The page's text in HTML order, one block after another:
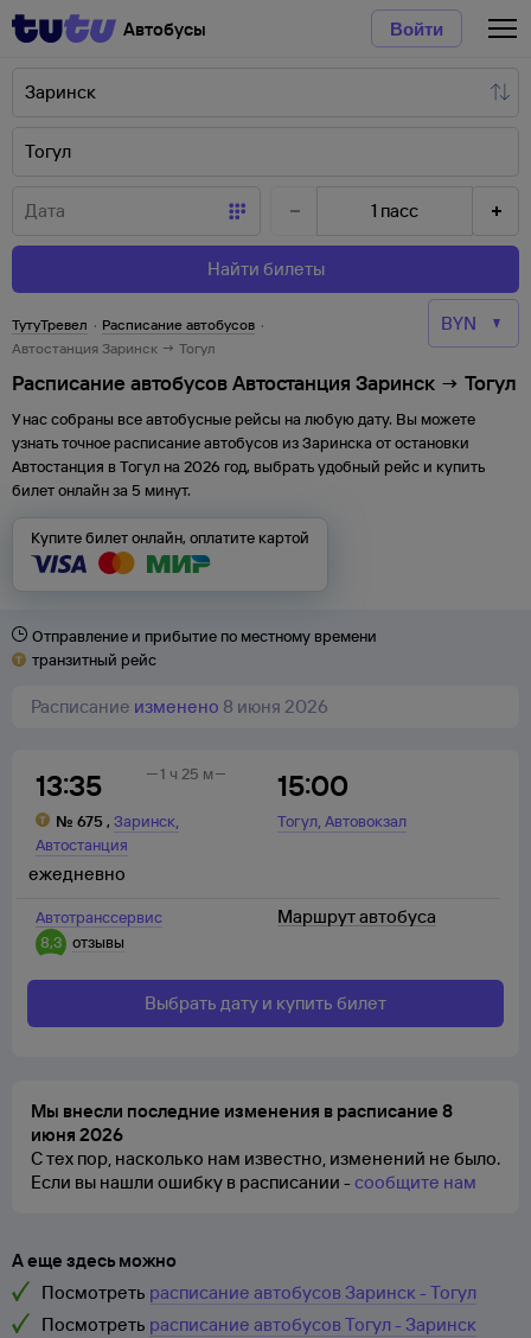
Автобусы Войти
1 пасс
Найти билеты
ТутуТревел · Расписание автобусов ·
Автостанция Заринск → Тогул
Расписание автобусов Автостанция Заринск → Тогул
У нас собраны все автобусные рейсы на любую дату. Вы можете
узнать точное расписание автобусов изЗаринска отостановки
Автостанция в Тогул на 2026 год, выбрать удобный рейс и купить
билет онлайн за 5 минут.
Купите билет онлайн, оплатите картой
Отправление и прибытие по местному времени
транзитный рейс
Расписание изменено 8 июня 2026
13:35
№ 675 , Заринск,
Автостанция
15:00
Тогул,Автовокзал
1 ч 25 м
Автотранссервис
8,3 отзывы
ежедневно
Маршрут автобуса
Выбрать дату и купить билет
Мы внесли последние изменения в расписание 8
июня 2026
С тех пор, насколько нам известно, изменений не было.
Если вы нашли ошибку в расписании -сообщите нам
А еще здесь можно
Посмотреть расписание автобусов Заринск - Тогул
Посмотреть расписание автобусов Тогул - Заринск